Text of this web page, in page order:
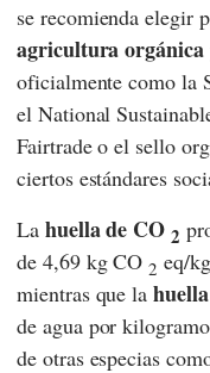
se recomienda elegir
agricultura orgánica
oficialmente como la
el National
Fairtradeo el sello
ciertos estándares
La huella de CO2
de 4,69 kg CO2 eq/
mientras que la
de agua por
de otras especias